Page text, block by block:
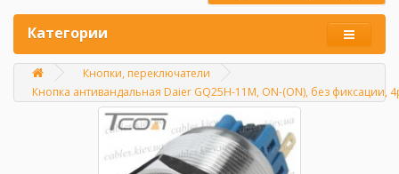
Категории
Кнопки, переключатели
Кнопка антивандальная Daier GQ25H-11M, ON-(ON), без фиксации,